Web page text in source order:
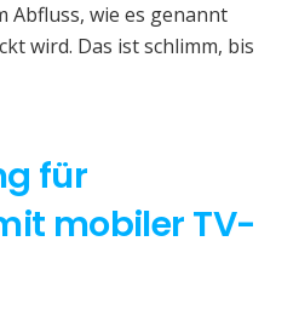
Abfluss, wie es genannt
wird. Das ist schlimm, bis
für
mobiler TV-